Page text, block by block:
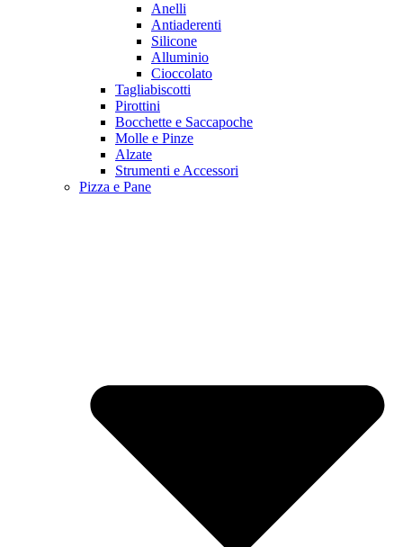
Anelli
Antiaderenti
Silicone
Alluminio
Cioccolato
Tagliabiscotti
Pirottini
Bocchette e Saccapoche
Molle e Pinze
Alzate
Strumenti e Accessori
Pizza e Pane